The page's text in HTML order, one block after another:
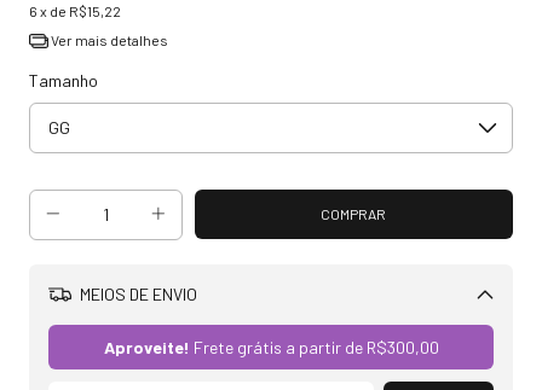
6 x de R$15,22
Ver mais detalhes
Tamanho
MEIOS DE ENVIO
Aproveite! Frete grátis a partir de R$300,00